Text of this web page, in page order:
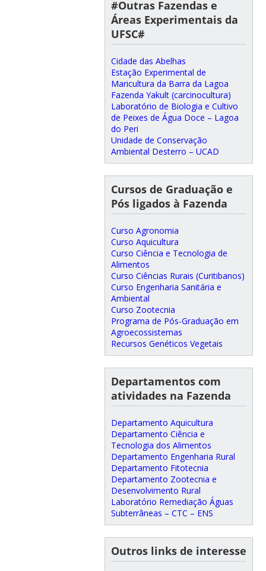
#Outras Fazendas e
Áreas Experimentais da
UFSC#
Cidade das Abelhas
Estação Experimental de
Maricultura da Barra da Lagoa
Fazenda Yakult (carcinocultura)
Laboratório de Biologia e Cultivo
de Peixes de Água Doce – Lagoa
do Peri
Unidade de Conservação
Ambiental Desterro – UCAD
Cursos de Graduação e
Pós ligados à Fazenda
Curso Agronomia
Curso Aquicultura
Curso Ciência e Tecnologia de
Alimentos
Curso Ciências Rurais (Curitibanos)
Curso Engenharia Sanitária e
Ambiental
Curso Zootecnia
Programa de Pós-Graduação em
Agroecossistemas
Recursos Genéticos Vegetais
Departamentos com
atividades na Fazenda
Departamento Aquicultura
Departamento Ciência e
Tecnologia dos Alimentos
Departamento Engenharia Rural
Departamento Fitotecnia
Departamento Zootecnia e
Desenvolvimento Rural
Laboratório Remediação Águas
Subterrâneas – CTC – ENS
Outros links de interesse